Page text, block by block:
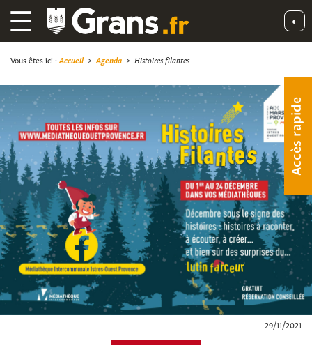
☰ ◐
Accès rapide
Vous êtes ici : Accueil> Agenda > Histoires filantes
29/11/2021